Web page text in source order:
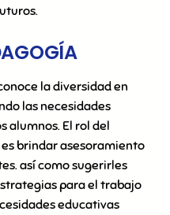
la diversidad en
las necesidades
alumnos. El rol del
brindar asesoramiento
así como sugerirles
para el trabajo
educativas